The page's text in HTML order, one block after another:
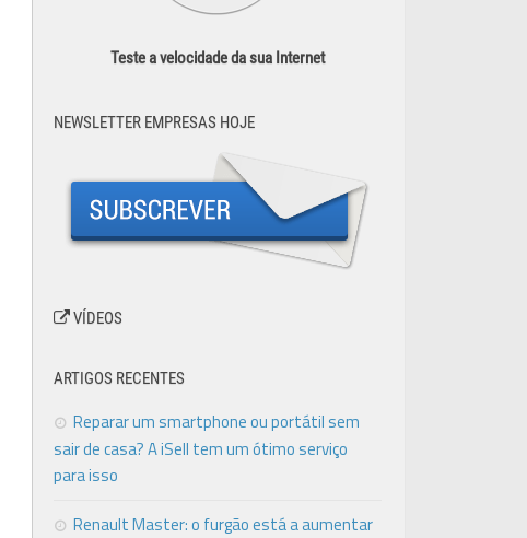
Teste a velocidade da sua Internet
NEWSLETTER EMPRESAS HOJE
VÍDEOS
ARTIGOS RECENTES
Reparar um smartphone ou portátil sem
sair de casa? A iSell tem um ótimo serviço
para isso
Renault Master: o furgão está a aumentar